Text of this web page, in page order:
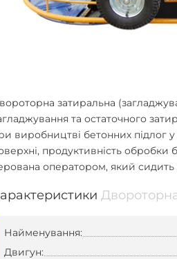
затиральна
та остаточного
виробництві бетонних підлог
продуктивність обробки
оператором, який сидить
Найменування:
Двигун: